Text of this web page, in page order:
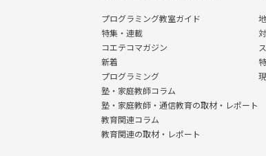
プログラミング教室ガイド
特集・連載
コエテコマガジン
新着
プログラミング
塾・家庭教師コラム
塾・家庭教師・通信教育の取材・レポート
教育関連コラム
教育関連の取材・レポート